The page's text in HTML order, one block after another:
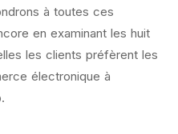
à toutes ces
en examinant les huit
les clients préfèrent les
électronique à